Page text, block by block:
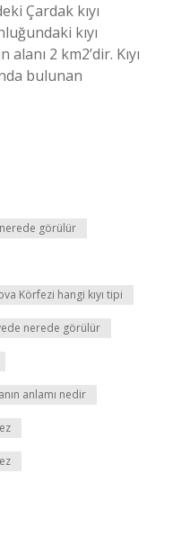
Çardak kıyı
kıyı
2 km2’dir. Kıyı
bulunan
nerede görülür
Körfezi hangi kıyı tipi
nerede görülür
anlamı nedir